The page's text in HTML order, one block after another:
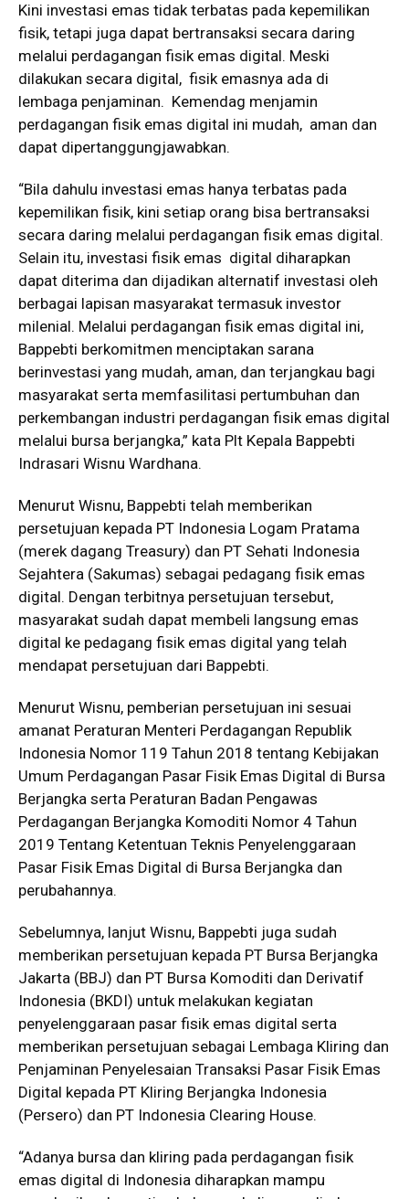
Kini investasi emas tidak terbatas pada kepemilikan
fisik, tetapi juga dapat bertransaksi secara daring
melalui perdagangan fisik emas digital. Meski
dilakukan secara digital, fisik emasnya ada di
lembaga penjaminan. Kemendag menjamin
perdagangan fisik emas digital ini mudah, aman dan
dapat dipertanggungjawabkan.
“Bila dahulu investasi emas hanya terbatas pada
kepemilikan fisik, kini setiap orang bisa bertransaksi
secara daring melalui perdagangan fisik emas digital.
Selain itu, investasi fisik emas digital diharapkan
dapat diterima dan dijadikan alternatif investasi oleh
berbagai lapisan masyarakat termasuk investor
milenial. Melalui perdagangan fisik emas digital ini,
Bappebti berkomitmen menciptakan sarana
berinvestasi yang mudah, aman, dan terjangkau bagi
masyarakat serta memfasilitasi pertumbuhan dan
perkembangan industri perdagangan fisik emas digital
melalui bursa berjangka,” kata Plt Kepala Bappebti
Indrasari Wisnu Wardhana.
Menurut Wisnu, Bappebti telah memberikan
persetujuan kepada PT Indonesia Logam Pratama
(merek dagang Treasury) dan PT Sehati Indonesia
Sejahtera (Sakumas) sebagai pedagang fisik emas
digital. Dengan terbitnya persetujuan tersebut,
masyarakat sudah dapat membeli langsung emas
digital ke pedagang fisik emas digital yang telah
mendapat persetujuan dari Bappebti.
Menurut Wisnu, pemberian persetujuan ini sesuai
amanat Peraturan Menteri Perdagangan Republik
Indonesia Nomor 119 Tahun 2018 tentang Kebijakan
Umum Perdagangan Pasar Fisik Emas Digital di Bursa
Berjangka serta Peraturan Badan Pengawas
Perdagangan Berjangka Komoditi Nomor 4 Tahun
2019 Tentang Ketentuan Teknis Penyelenggaraan
Pasar Fisik Emas Digital di Bursa Berjangka dan
perubahannya.
Sebelumnya, lanjut Wisnu, Bappebti juga sudah
memberikan persetujuan kepada PT Bursa Berjangka
Jakarta (BBJ) dan PT Bursa Komoditi dan Derivatif
Indonesia (BKDI) untuk melakukan kegiatan
penyelenggaraan pasar fisik emas digital serta
memberikan persetujuan sebagai Lembaga Kliring dan
Penjaminan Penyelesaian Transaksi Pasar Fisik Emas
Digital kepada PT Kliring Berjangka Indonesia
(Persero) dan PT Indonesia Clearing House.
“Adanya bursa dan kliring pada perdagangan fisik
emas digital di Indonesia diharapkan mampu